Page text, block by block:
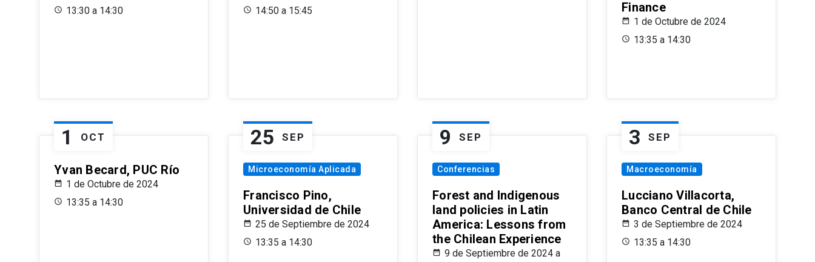
13:30 a 14:30
14:50 a 15:45
Finance
1 de Octubre de 2024
13:35 a 14:30
1 OCT
Yvan Becard, PUC Río
1 de Octubre de 2024
13:35 a 14:30
25 SEP
Microeconomía Aplicada
Francisco Pino,
Universidad de Chile
25 de Septiembre de 2024
13:35 a 14:30
9 SEP
Conferencias
Forest and Indigenous
land policies in Latin
America: Lessons from
the Chilean Experience
9 de Septiembre de 2024 a
3 SEP
Macroeconomía
Lucciano Villacorta,
Banco Central de Chile
3 de Septiembre de 2024
13:35 a 14:30